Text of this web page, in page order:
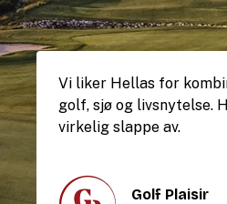
Vi liker Hellas for
golf, sjø og livsnytelse.
virkelig slappe av.
Golf Plaisir